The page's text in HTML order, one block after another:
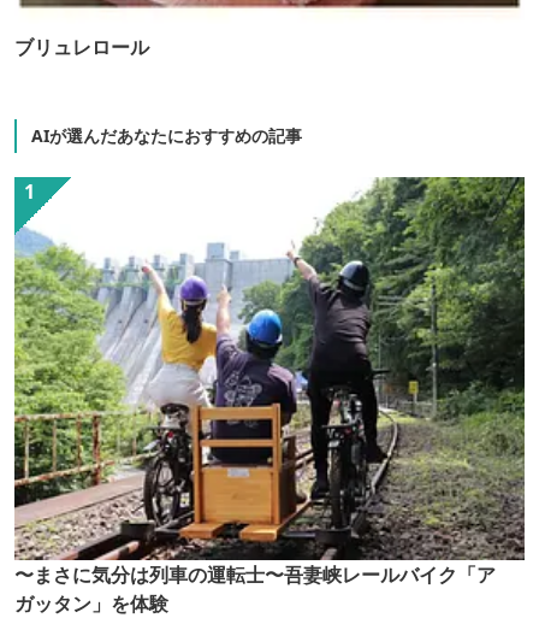
ブリュレロール
AIが選んだあなたにおすすめの記事
〜まさに気分は列車の運転士〜吾妻峡レールバイク「ア
ガッタン」を体験